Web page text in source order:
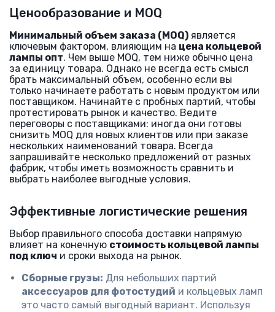
Ценообразование и MOQ
Минимальный объем заказа (MOQ) является
ключевым фактором, влияющим на цена кольцевой
лампы опт. Чем выше MOQ, тем ниже обычно цена
за единицу товара. Однако не всегда есть смысл
брать максимальный объем, особенно если вы
только начинаете работать с новым продуктом или
поставщиком. Начинайте с пробных партий, чтобы
протестировать рынок и качество. Ведите
переговоры с поставщиками: иногда они готовы
снизить MOQ для новых клиентов или при заказе
нескольких наименований товара. Всегда
запрашивайте несколько предложений от разных
фабрик, чтобы иметь возможность сравнить и
выбрать наиболее выгодные условия.
Эффективные логистические решения
Выбор правильного способа доставки напрямую
влияет на конечную стоимость кольцевой лампы
под ключ и сроки выхода на рынок.
Сборные грузы: Для небольших партий
аксессуаров для фотостудий и кольцевых ламп
это часто самый выгодный вариант. Используя